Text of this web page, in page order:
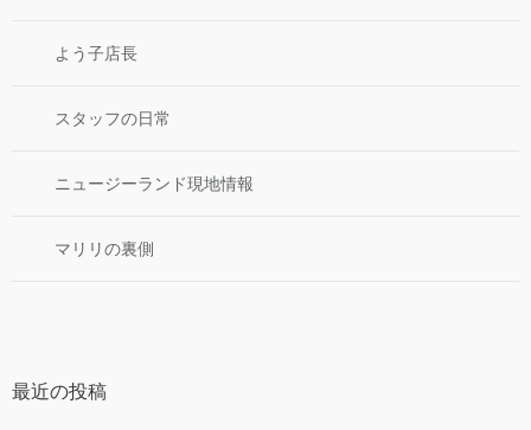
よう子店長
スタッフの日常
ニュージーランド現地情報
マリリの裏側
最近の投稿